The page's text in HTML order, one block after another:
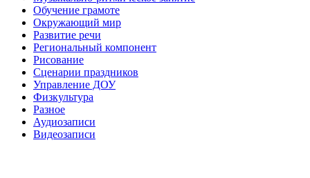
Обучение грамоте
Окружающий мир
Развитие речи
Региональный компонент
Рисование
Сценарии праздников
Управление ДОУ
Физкультура
Разное
Аудиозаписи
Видеозаписи